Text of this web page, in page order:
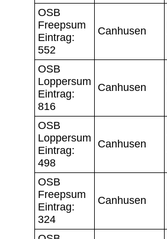
OSB
Freepsum
Eintrag:
552
Canhusen
OSB
Loppersum
Eintrag:
816
Canhusen
OSB
Loppersum
Eintrag:
498
Canhusen
OSB
Freepsum
Eintrag:
324
Canhusen